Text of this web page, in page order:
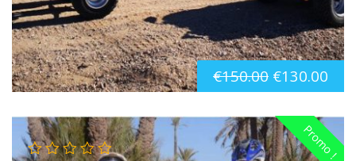
€150.00 €130.00
Promo !